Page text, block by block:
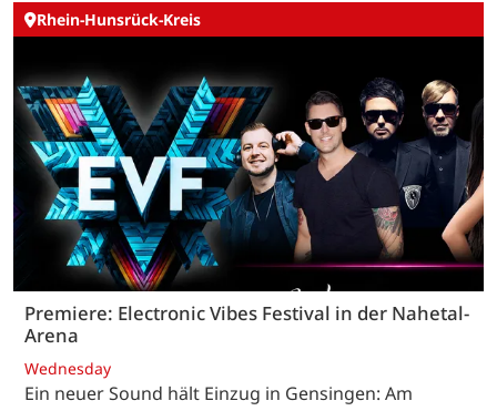
Rhein-Hunsrück-Kreis
Premiere: Electronic Vibes Festival in der Nahetal-
Arena
Wednesday
Ein neuer Sound hält Einzug in Gensingen: Am